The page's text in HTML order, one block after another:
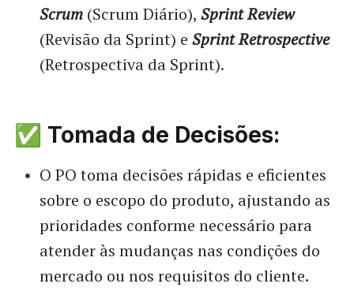
Scrum(Scrum Diário), Sprint Review
(Revisão da Sprint) e Sprint Retrospective
(Retrospectiva da Sprint).
✅ Tomada de Decisões:
O PO toma decisões rápidas e eficientes
sobre o escopo do produto, ajustando as
prioridades conforme necessário para
atender às mudanças nas condições do
mercado ou nos requisitos do cliente.